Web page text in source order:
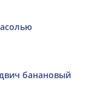
банановый